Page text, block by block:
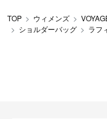
TOP ウィメンズ
ショルダーバッグ
ラフ